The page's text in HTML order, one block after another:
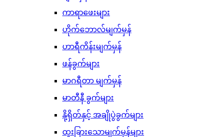
ကာရာဖေးများ
ဟိုက်ဘောလ်မျက်မှန်
ဟာရီကိန်းမျက်မှန်
ဖန်ခွက်များ
မာဂရီတာ မျက်မှန်
မာတီနီ ခွက်များ
နို့ရှိတ်နှင့် အချိုပွဲခွက်များ
ထူးခြားသောမျက်မှန်များ